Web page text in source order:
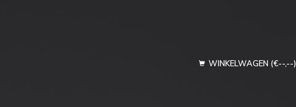
WINKELWAGEN (€--,--)